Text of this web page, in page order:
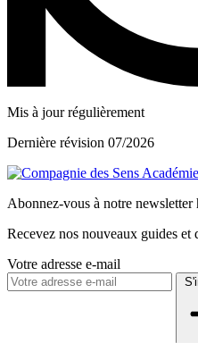
Mis à jour régulièrement
Dernière révision 07/2026
Abonnez-vous à notre newsletter
Recevez nos nouveaux guides et
Votre adresse e-mail